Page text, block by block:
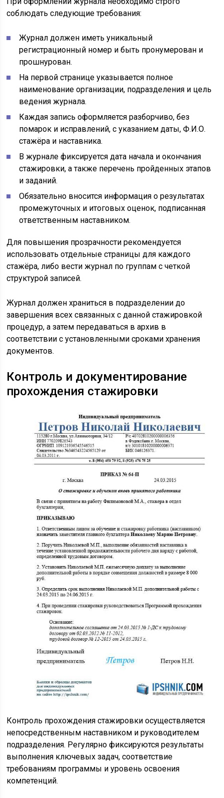
соблюдать следующие требования:
Журнал должен иметь уникальный
регистрационный номер и быть пронумерован и
прошнурован.
На первой странице указывается полное
наименование организации, подразделения и цель
ведения журнала.
Каждая запись оформляется разборчиво, без
помарок и исправлений, с указанием даты, Ф.И.О.
стажёра и наставника.
В журнале фиксируется дата начала и окончания
стажировки, а также перечень пройденных этапов
и заданий.
Обязательно вносится информация о результатах
промежуточных и итоговых оценок, подписанная
ответственным наставником.
Для повышения прозрачности рекомендуется
использовать отдельные страницы для каждого
стажёра, либо вести журнал по группам с четкой
структурой записей.
Журнал должен храниться в подразделении до
завершения всех связанных с данной стажировкой
процедур, а затем передаваться в архив в
соответствии с установленными сроками хранения
документов.
Контроль и документирование
прохождения стажировки
Контроль прохождения стажировки осуществляется
непосредственным наставником и руководителем
подразделения. Регулярно фиксируются результаты
выполнения ключевых задач, соответствие
требованиям программы и уровень освоения
компетенций.